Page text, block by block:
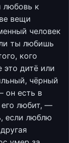
любовь к
вещи
человек
ты любишь
кого
это дитё или
чёрный
он есть в
его любит, —
если люблю